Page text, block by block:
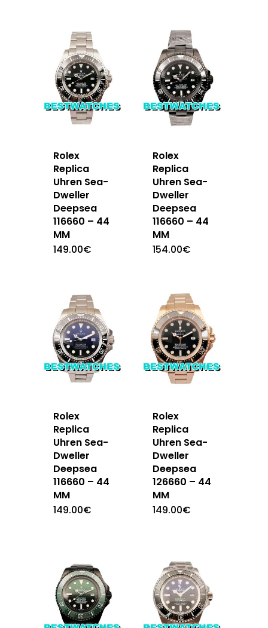
Rolex
Replica
Uhren Sea-
Dweller
Deepsea
116660 – 44
MM
149.00€
Rolex
Replica
Uhren Sea-
Dweller
Deepsea
116660 – 44
MM
154.00€
Rolex
Replica
Uhren Sea-
Dweller
Deepsea
116660 – 44
MM
149.00€
Rolex
Replica
Uhren Sea-
Dweller
Deepsea
126660 – 44
MM
149.00€